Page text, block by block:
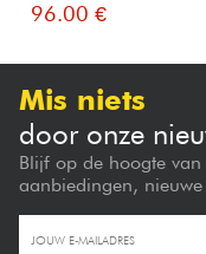
96.00 €
Mis niets
door onze
Blijf op de hoogte
aanbiedingen,